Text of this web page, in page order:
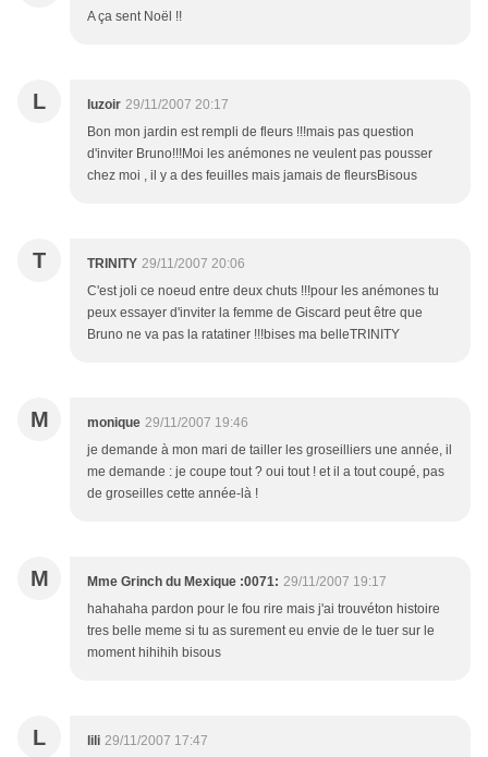
A ça sent Noël !!
L luzoir 29/11/2007 20:17
Bon mon jardin est rempli de fleurs !!!mais pas question
d'inviter Bruno!!!Moi les anémones ne veulent pas pousser
chez moi , il y a des feuilles mais jamais de fleursBisous
T TRINITY 29/11/2007 20:06
C'est joli ce noeud entre deux chuts !!!pour les anémones tu
peux essayer d'inviter la femme de Giscard peut être que
Bruno ne va pas la ratatiner !!!bises ma belleTRINITY
M monique 29/11/2007 19:46
je demande à mon mari de tailler les groseilliers une année, il
me demande : je coupe tout ? oui tout ! et il a tout coupé, pas
de groseilles cette année-là !
M Mme Grinch du Mexique :0071: 29/11/2007 19:17
hahahaha pardon pour le fou rire mais j'ai trouvéton histoire
tres belle meme si tu as surement eu envie de le tuer sur le
moment hihihih bisous
L lili 29/11/2007 17:47